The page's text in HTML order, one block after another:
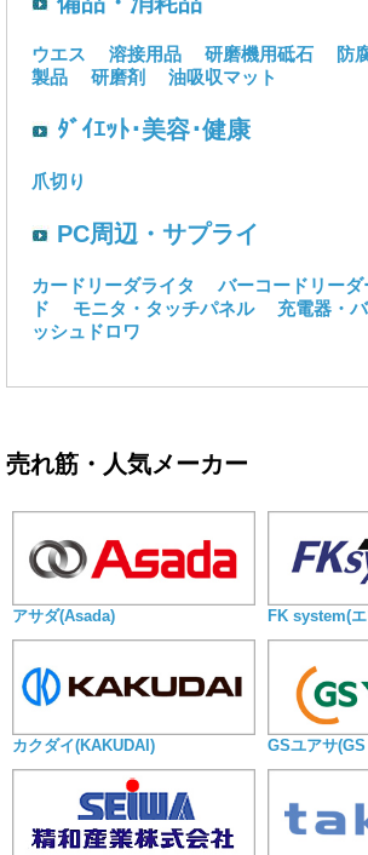
ウエス 溶接用品 研磨機用砥石 防
製品
研磨剤 油吸収マット
ﾀﾞｲｴｯﾄ･美容･健康
爪切り
PC周辺・サプライ
カードリーダライタ バーコードリーダ
ド
モニタ・タッチパネル 充電器・
ッシュドロワ
売れ筋・人気メーカー
アサダ(Asada) FK system(
カクダイ(KAKUDAI) GSユアサ